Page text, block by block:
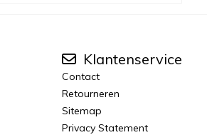
Klantenservice
Contact
Retourneren
Sitemap
Privacy Statement